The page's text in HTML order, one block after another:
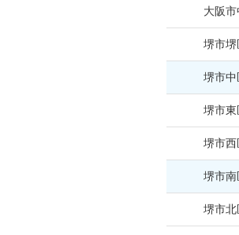
大阪
堺市堺
堺市中
堺市東
堺市西
堺市南
堺市北